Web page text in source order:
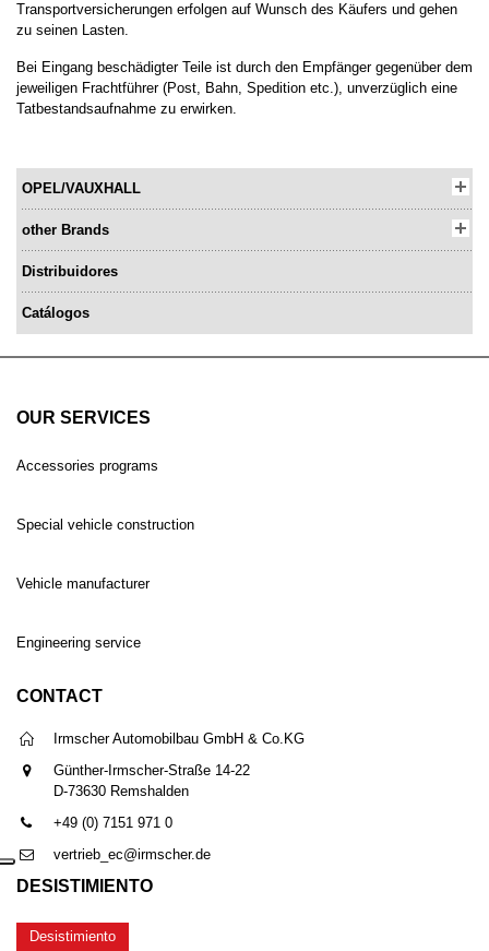
Transportversicherungen erfolgen auf Wunsch des Käufers und gehen
zu seinen Lasten.
Bei Eingang beschädigter Teile ist durch den Empfänger gegenüber dem
jeweiligen Frachtführer (Post, Bahn, Spedition etc.), unverzüglich eine
Tatbestandsaufnahme zu erwirken.
OPEL/VAUXHALL
other Brands
Distribuidores
Catálogos
OUR SERVICES
Accessories programs
Special vehicle construction
Vehicle manufacturer
Engineering service
CONTACT
Irmscher Automobilbau GmbH & Co.KG
Günther-Irmscher-Straße 14-22
D-73630 Remshalden
+49 (0) 7151 971 0
vertrieb_ec@irmscher.de
DESISTIMIENTO
Desistimiento